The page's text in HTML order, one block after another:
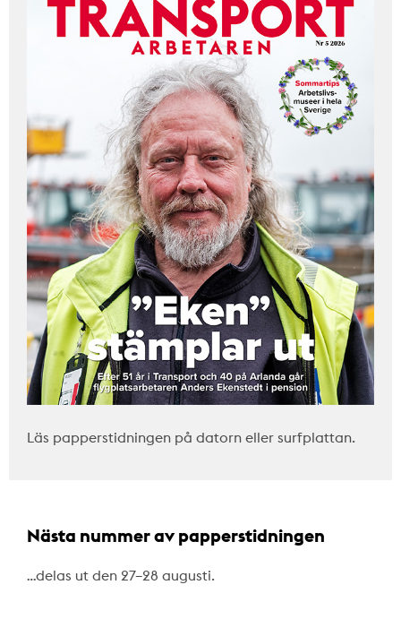
Läs papperstidningen på datorn eller surfplattan.
Nästa nummer av papperstidningen
…delas ut den 27–28 augusti.